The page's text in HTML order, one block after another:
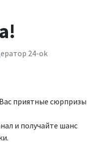
24-ok
приятные сюрпризы
и получайте шанс